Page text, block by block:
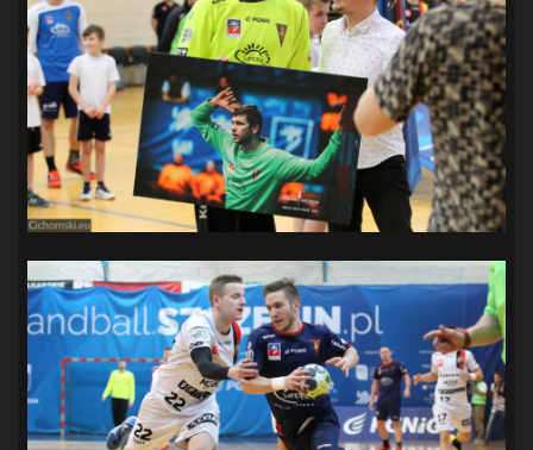
SANDRA SPA POGOŃ SZCZECIN(100) SIEDLECKA(63)
SPARING(110) SPR POGOŃ SZCZECIN (72)
SPÓJNIA STARGARD(35) STOCZNIA SZCZECIN(40)
SUPERLIGA KOBIET(58) SUPERLIGA MĘŻCZYZN(92)
TAURON LIGA KOBIET(106) TENIS(26) TREFL SOPOT(26)
WYGRANA (43) ZAGŁĘBIE LUBIN(36) ŚLĄSK WROCŁAW(29)
ŚWIT SKOLWIN (111)
STAT4U